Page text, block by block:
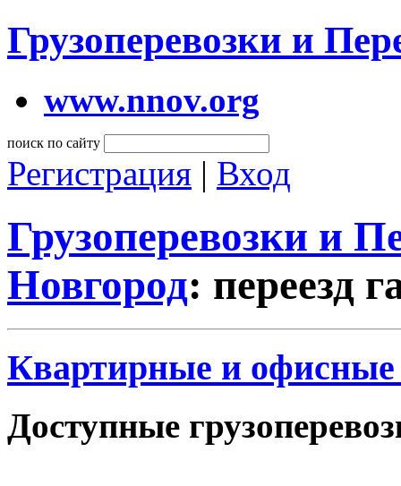
Грузоперевозки и
www.nnov.org
поиск по сайту
Регистрация | Вход
Грузоперевозки и
Новгород: переезд
Квартирные и офисные
Доступные